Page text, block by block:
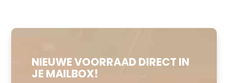
NIEUWE VOORRAAD DIRECT IN
JE MAILBOX!